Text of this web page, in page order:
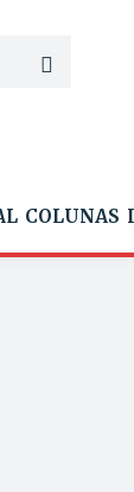
COLUNAS